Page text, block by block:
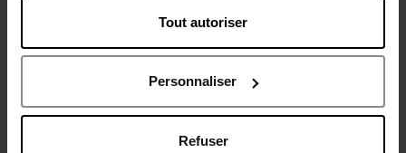
Tout autoriser
Personnaliser
Refuser